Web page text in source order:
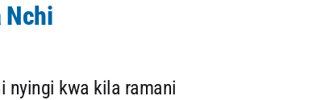
Nchi
nyingi kwa kila ramani